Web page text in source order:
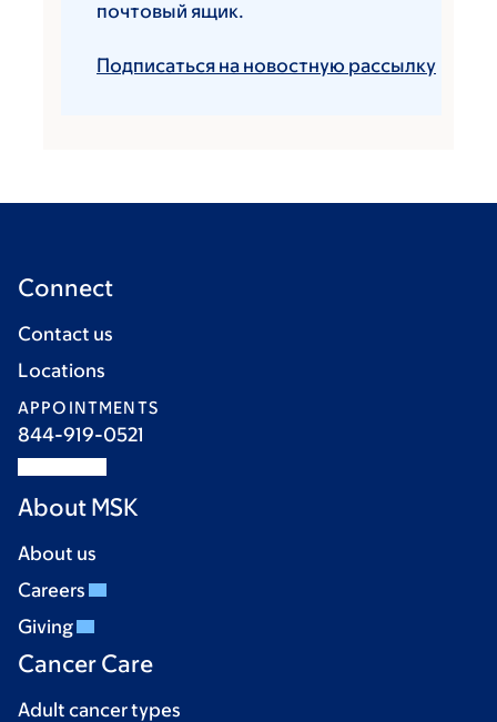
почтовый ящик.
Подписаться на новостную рассылку
Connect
Contact us
Locations
APPOINTMENTS
844-919-0521
About MSK
About us
Careers
Giving
Cancer Care
Adult cancer types